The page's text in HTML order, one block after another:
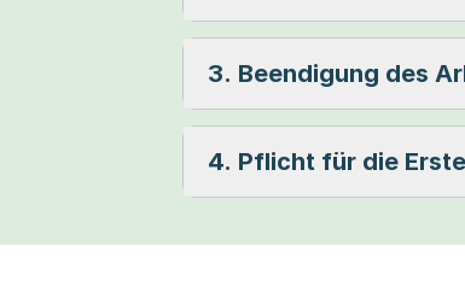
3. Beendigung des
4. Pflicht für die